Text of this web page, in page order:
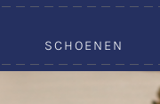
SCHOENEN